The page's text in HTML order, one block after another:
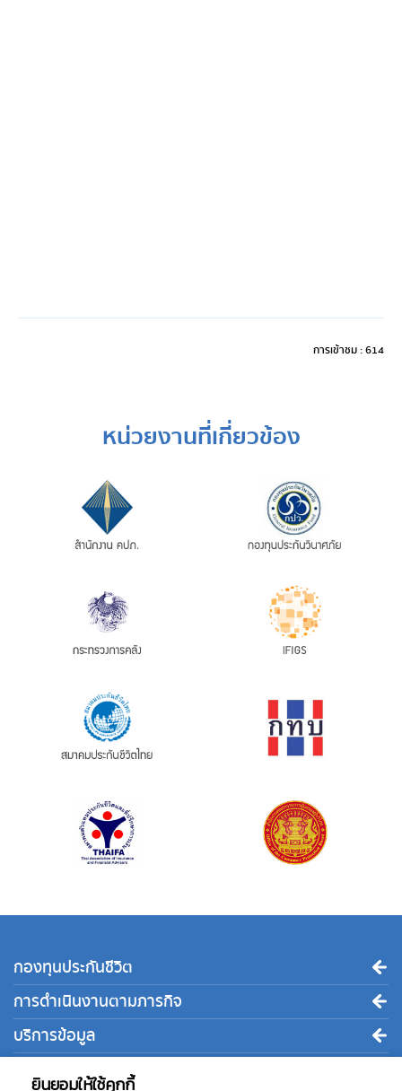
การเข้าชม : 614
หน่วยงานที่เกี่ยวข้อง
ยินยอมให้ใช้คุกกี้
กองทุนประกันชีวิต
การดำเนินงานตามภารกิจ
บริการข้อมูล